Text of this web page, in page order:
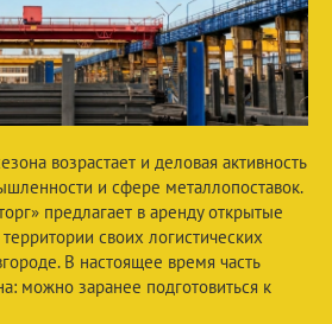
возрастает и деловая активность
и сфере металлопоставок.
предлагает в аренду открытые
своих логистических
В настоящее время часть
можно заранее подготовиться к